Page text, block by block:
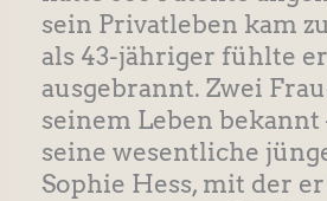
sein Privatleben kam
als 43-jähriger fühlte
ausgebrannt. Zwei
seinem Leben bekannt
seine wesentliche
Sophie Hess, mit der er